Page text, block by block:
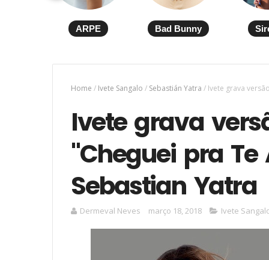
ARPE Bad Bunny
Home / Ivete Sangalo / Sebastián Yatra / Ivete grava
Ivete grava
"Cheguei pra
Sebastian Yatra
Dermeval Neves março 18, 2018 Ivete